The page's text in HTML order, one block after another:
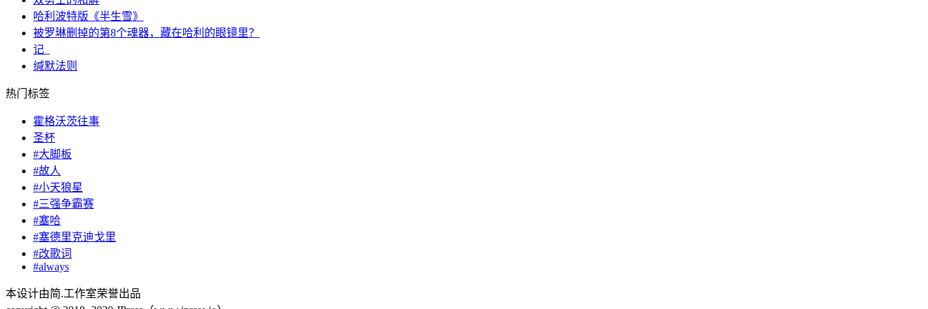
哈利波特版《半生雪》
被罗琳删掉的第8个魂器，藏在哈利的眼镜里？
记_
缄默法则
热门标签
霍格沃茨往事
圣杯
#大脚板
#故人
#小天狼星
#三强争霸赛
#塞哈
#塞德里克迪戈里
#改歌词
#always
本设计由简.工作室荣誉出品